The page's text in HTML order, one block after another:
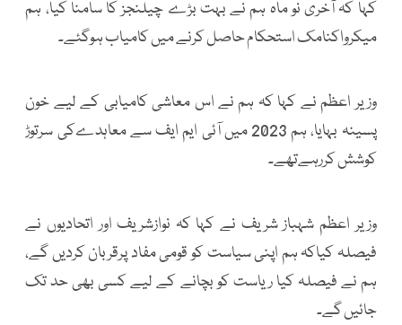
کہا کہ آخری نو ماہ ہم نے بہت بڑے چیلنجز کا سامنا کیا، ہم
میکرواکنامک استحکام حاصل کرنے میں کامیاب ہوگئے۔
وزیر اعظم نے کہا کہ ہم نے اس معاشی کامیابی کے لیے خون
پسینہ بہایا، ہم 2023 میں آئی ایم ایف سے معاہدےکی سرتوڑ
کوشش کررہےتھے۔
وزیر اعظم شہباز شریف نے کہا کہ نوازشریف اور اتحادیوں نے
فیصلہ کیاکہ ہم اپنی سیاست کو قومی مفاد پرقربان کردیں گے،
ہم نے فیصلہ کیا ریاست کو بچانے کے لیے کسی بھی حد تک
جائیں گے۔